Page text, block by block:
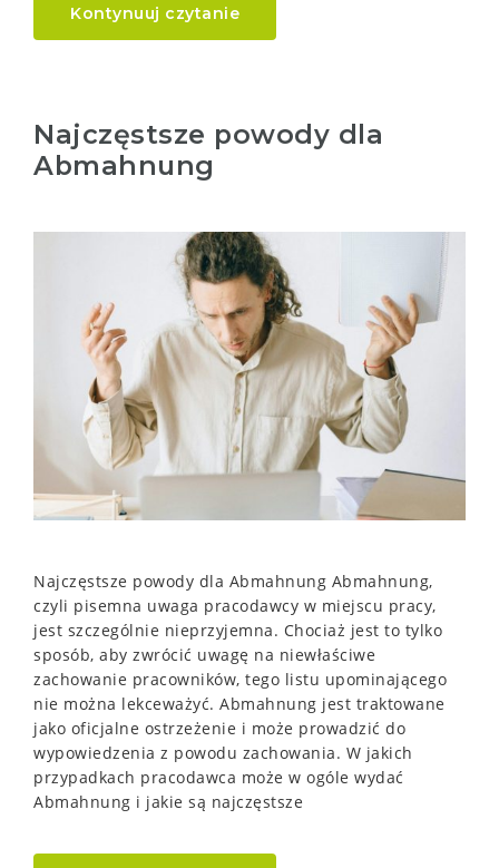
Kontynuuj czytanie
Najczęstsze powody dla
Abmahnung
Najczęstsze powody dla Abmahnung Abmahnung,
czyli pisemna uwaga pracodawcy w miejscu pracy,
jest szczególnie nieprzyjemna. Chociaż jest to tylko
sposób, aby zwrócić uwagę na niewłaściwe
zachowanie pracowników, tego listu upominającego
nie można lekceważyć. Abmahnung jest traktowane
jako oficjalne ostrzeżenie i może prowadzić do
wypowiedzenia z powodu zachowania. W jakich
przypadkach pracodawca może w ogóle wydać
Abmahnung i jakie są najczęstsze